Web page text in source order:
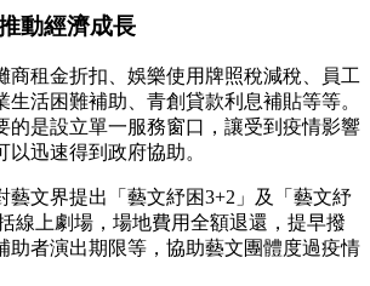
動經濟成長
商租金折扣、娛樂使用牌照稅減稅、員工
生活困難補助、青創貸款利息補貼等等。
的是設立單一服務窗口，讓受到疫情影響
迅速得到政府協助。
藝文界提出「藝文紓困3+2」及「藝文紓
線上劇場，場地費用全額退還，提早撥
助者演出期限等，協助藝文團體度過疫情